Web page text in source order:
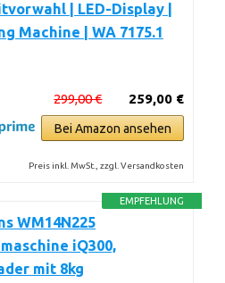
| LED-Display |
Machine | WA 7175.1
259,00 €
299,00 €
Bei Amazon ansehen
Preis inkl. MwSt., zzgl. Versandkosten
EMPFEHLUNG
WM14N225
iQ300,
mit 8kg